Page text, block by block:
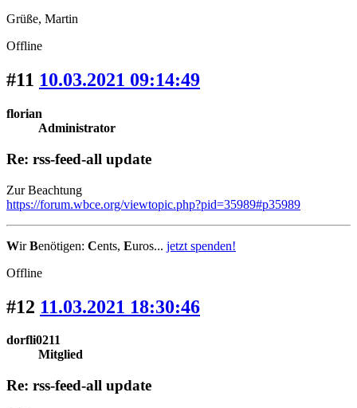
Grüße, Martin
Offline
#11 10.03.2021 09:14:49
florian
Administrator
Re: rss-feed-all update
Zur Beachtung
https://forum.wbce.org/viewtopic.php?pid=35989#p35989
WirBenötigen: Cents, Euros... jetzt spenden!
Offline
#12 11.03.2021 18:30:46
dorfli0211
Mitglied
Re: rss-feed-all update